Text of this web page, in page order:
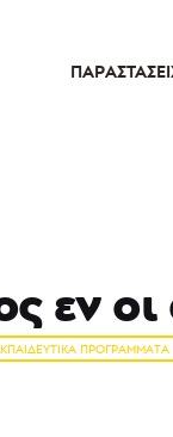
εν
ΠΡΟΓΡΆΜΜΑΤΑ